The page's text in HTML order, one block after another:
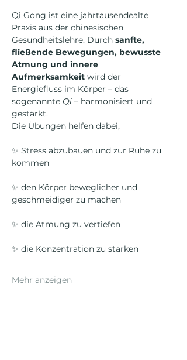
Qi Gong ist eine jahrtausendealte
Praxis aus der chinesischen
Gesundheitslehre. Durch sanfte,
fließende Bewegungen, bewusste
Atmung und innere
Aufmerksamkeit wird der
Energiefluss im Körper – das
sogenannte Qi – harmonisiert und
gestärkt.
Die Übungen helfen dabei,
✨ Stress abzubauen und zur Ruhe zu
kommen
✨ den Körper beweglicher und
geschmeidiger zu machen
✨ die Atmung zu vertiefen
✨ die Konzentration zu stärken
Mehr anzeigen